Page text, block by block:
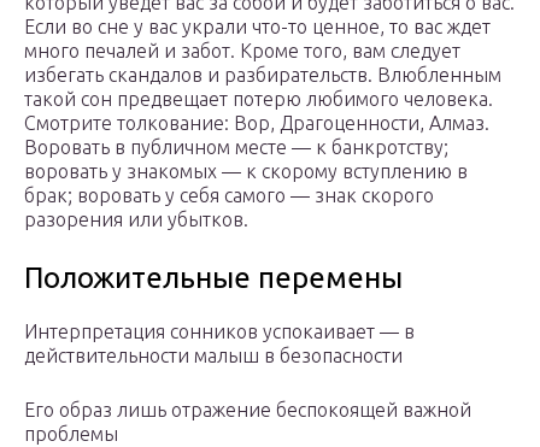
Если во сне у вас украли что-то ценное, то вас ждет
много печалей и забот. Кроме того, вам следует
избегать скандалов и разбирательств. Влюбленным
такой сон предвещает потерю любимого человека.
Смотрите толкование: Вор, Драгоценности, Алмаз.
Воровать в публичном месте — к банкротству;
воровать у знакомых — к скорому вступлению в
брак; воровать у себя самого — знак скорого
разорения или убытков.
Положительные перемены
Интерпретация сонников успокаивает — в
действительности малыш в безопасности
Его образ лишь отражение беспокоящей важной
проблемы